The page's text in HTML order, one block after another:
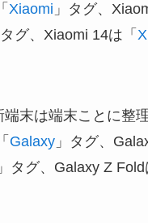
Xiaomi 」タグ、
グ、Xiaomi 14は「
末は端末ことに整
Galaxy」タグ、
タグ、Galaxy Z Fold